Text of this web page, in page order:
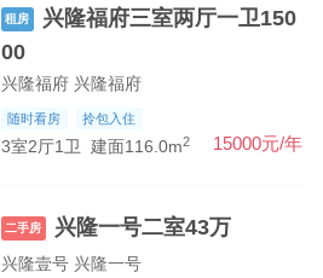
租房
00
兴隆福府 兴隆福府
随时看房 拎包入住
3室2厅1卫 建面116.0m2 15000元/年
二手房 兴隆一号二室43万
兴隆壹号 兴隆一号